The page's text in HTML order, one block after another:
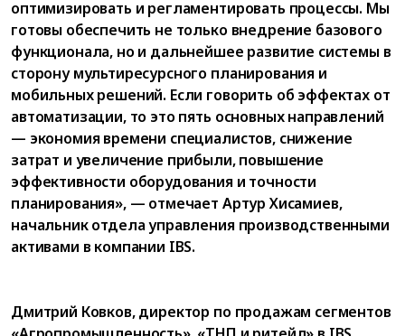
оптимизировать и регламентировать процессы. Мы
готовы обеспечить не только внедрение базового
функционала, но и дальнейшее развитие системы в
сторону мультиресурсного планирования и
мобильных решений. Если говорить об эффектах от
автоматизации, то это пять основных направлений
— экономия времени специалистов, снижение
затрат и увеличение прибыли, повышение
эффективности оборудования и точности
планирования», — отмечает Артур Хисамиев,
начальник отдела управления производственными
активами в компании IBS.
Дмитрий Ковков, директор по продажам сегментов